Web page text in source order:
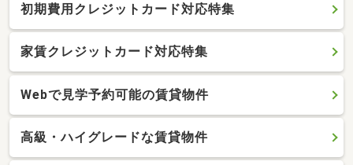
初期費用クレジットカード対応特集
家賃クレジットカード対応特集
Webで見学予約可能の賃貸物件
高級・ハイグレードな賃貸物件